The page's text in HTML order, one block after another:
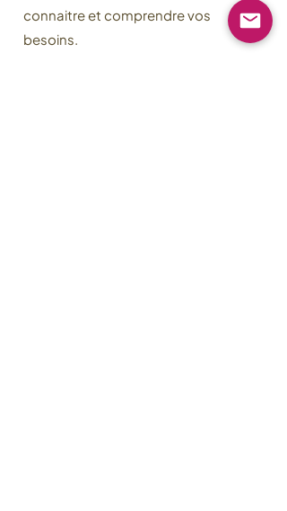
connaitre et comprendre vos
besoins.